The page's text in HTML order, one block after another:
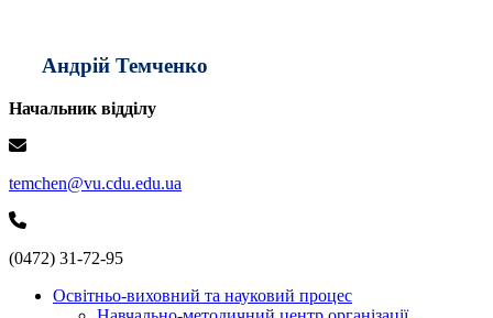
Андрій Темченко
Начальник відділу
temchen@vu.cdu.edu.ua
(0472) 31-72-95
Освітньо-виховний та науковий процес